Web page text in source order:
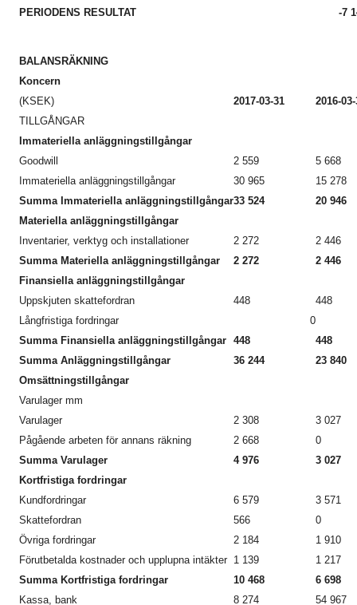
PERIODENS RESULTAT
-7
BALANSRÄKNING
Koncern
(KSEK)
2017-03-31
2016-
TILLGÅNGAR
Immateriella anläggningstillgångar
Goodwill
2 559
5 668
Immateriella anläggningstillgångar
30 965
15 278
Summa Immateriella anläggningstillgångar33 524
20 946
Materiella anläggningstillgångar
Inventarier, verktyg och installationer
2 272
2 446
Summa Materiella anläggningstillgångar
2 272
2 446
Finansiella anläggningstillgångar
Uppskjuten skattefordran
448
448
Långfristiga fordringar
0
Summa Finansiella anläggningstillgångar 448
448
Summa Anläggningstillgångar
36 244
23 840
Omsättningstillgångar
Varulager mm
Varulager
2 308
3 027
Pågående arbeten för annans räkning
2 668
0
Summa Varulager
4 976
3 027
Kortfristiga fordringar
Kundfordringar
6 579
3 571
Skattefordran
566
0
Övriga fordringar
2 184
1 910
Förutbetalda kostnader och upplupna intäkter 1 139
1 217
Summa Kortfristiga fordringar
10 468
6 698
Kassa, bank
8 274 54 967